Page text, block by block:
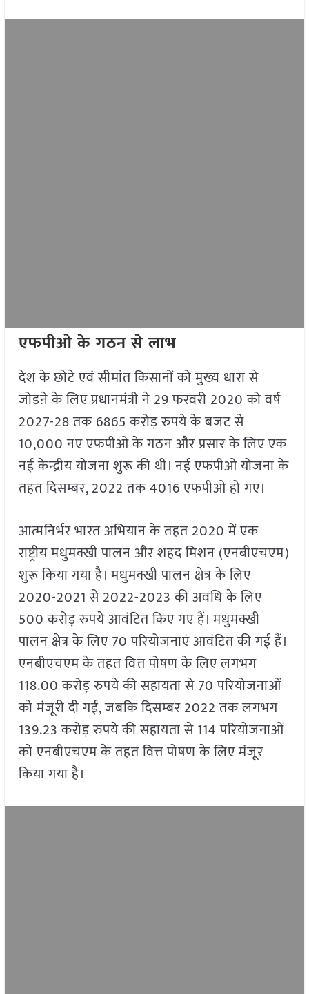
एफपीओ के गठन से लाभ
देश के छोटे एवं सीमांत किसानों को मुख्य धारा से
जोडऩे के लिए प्रधानमंत्री ने 29 फरवरी 2020 को वर्ष
2027-28 तक 6865 करोड़ रुपये के बजट से
10,000 नए एफपीओ के गठन और प्रसार के लिए एक
नई केन्द्रीय योजना शुरू की थी। नई एफपीओ योजना के
तहत दिसम्बर, 2022 तक 4016 एफपीओ हो गए।
आत्मनिर्भर भारत अभियान के तहत 2020 में एक
राष्ट्रीय मधुमक्खी पालन और शहद मिशन (एनबीएचएम)
शुरू किया गया है। मधुमक्खी पालन क्षेत्र के लिए
2020-2021 से 2022-2023 की अवधि के लिए
500 करोड़ रुपये आवंटित किए गए हैं। मधुमक्खी
पालन क्षेत्र के लिए 70 परियोजनाएं आवंटित की गई हैं।
एनबीएचएम के तहत वित्त पोषण के लिए लगभग
118.00 करोड़ रुपये की सहायता से 70 परियोजनाओं
को मंजूरी दी गई, जबकि दिसम्बर 2022 तक लगभग
139.23 करोड़ रुपये की सहायता से 114 परियोजनाओं
को एनबीएचएम के तहत वित्त पोषण के लिए मंजूर
किया गया है।